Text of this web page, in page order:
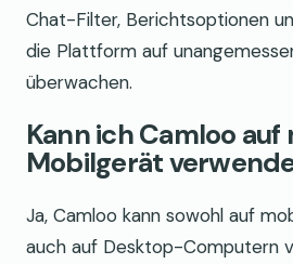
Chat-Filter, Berichtsoptionen
die Plattform auf
überwachen.
Kann ich Camloo auf
Mobilgerät
Ja, Camloo kann sowohl auf
auch auf Desktop-Computern